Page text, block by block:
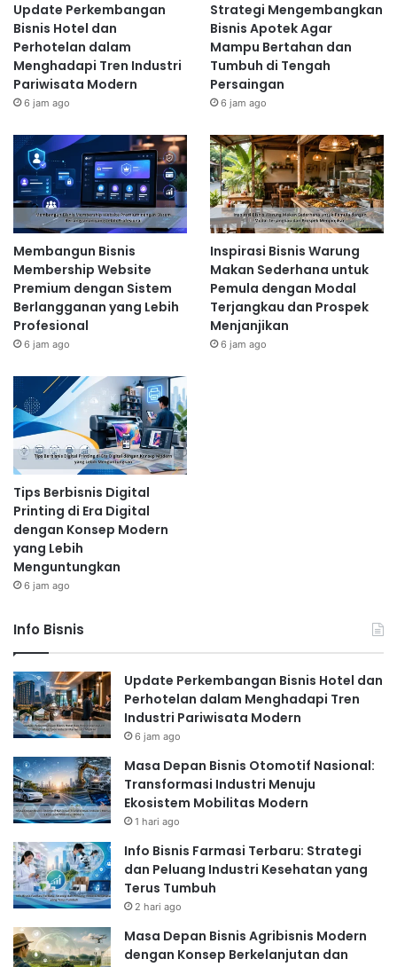
Update Perkembangan
Bisnis Hotel dan
Perhotelan dalam
Menghadapi Tren Industri
Pariwisata Modern
6 jam ago
Strategi Mengembangkan
Bisnis Apotek Agar
Mampu Bertahan dan
Tumbuh di Tengah
Persaingan
6 jam ago
Membangun Bisnis
Membership Website
Premium dengan Sistem
Berlangganan yang Lebih
Profesional
6 jam ago
Inspirasi Bisnis Warung
Makan Sederhana untuk
Pemula dengan Modal
Terjangkau dan Prospek
Menjanjikan
6 jam ago
Tips Berbisnis Digital
Printing di Era Digital
dengan Konsep Modern
yang Lebih
Menguntungkan
6 jam ago
Info Bisnis
Update Perkembangan Bisnis Hotel dan
Perhotelan dalam Menghadapi Tren
Industri Pariwisata Modern
6 jam ago
Masa Depan Bisnis Otomotif Nasional:
Transformasi Industri Menuju
Ekosistem Mobilitas Modern
1 hari ago
Info Bisnis Farmasi Terbaru: Strategi
dan Peluang Industri Kesehatan yang
Terus Tumbuh
2 hari ago
Masa Depan Bisnis Agribisnis Modern
dengan Konsep Berkelanjutan dan